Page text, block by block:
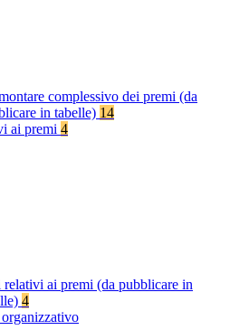
complessivo dei premi (da
in tabelle) 14
ai premi 4
relativi ai premi (da pubblicare in
4
organizzativo